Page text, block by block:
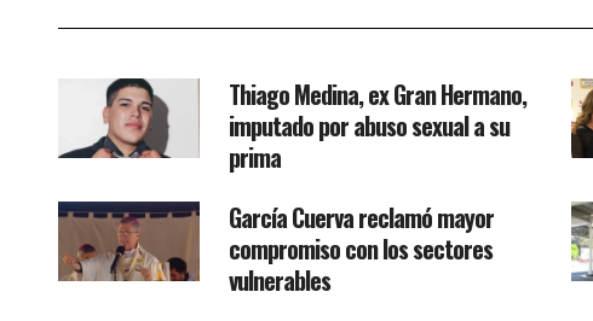
Thiago Medina, ex Gran Hermano,
imputado por abuso sexual a su
prima
García Cuerva reclamó mayor
compromiso con los sectores
vulnerables